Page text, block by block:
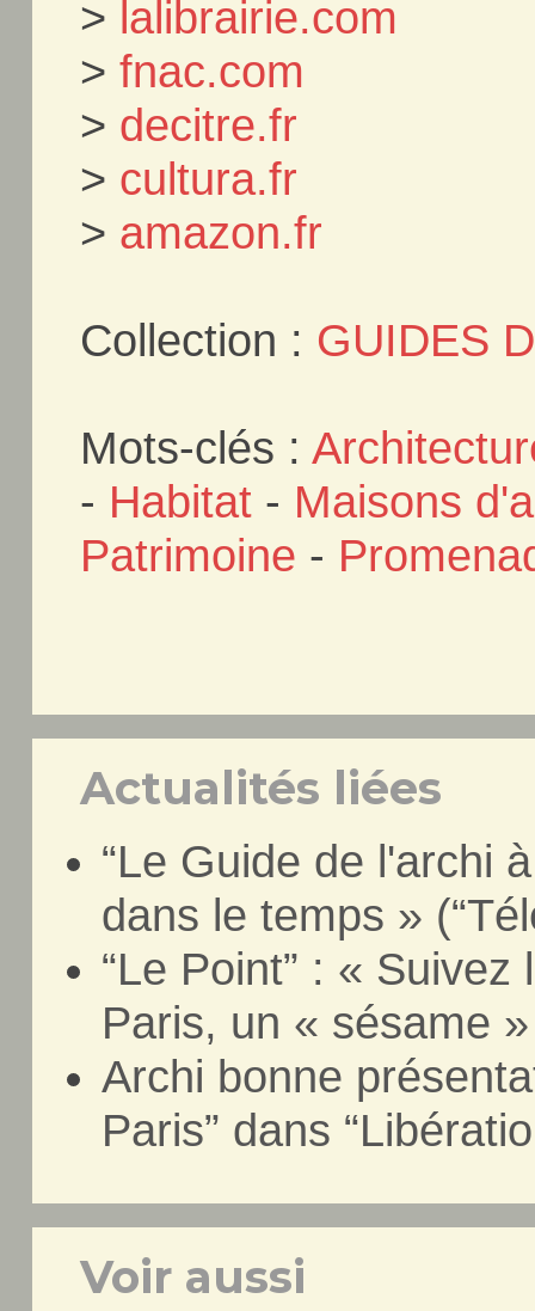
> lalibrairie.com
>fnac.com
> decitre.fr
> cultura.fr
> amazon.fr
Collection : GUIDES
Mots-clés :
- Habitat - Maisons
Patrimoine -
Actualités liées
“Le Guide de l'archi
dans le temps »
“Le Point” : «
Paris, un « sésame »
Archi bonne
Paris” dans
Voir aussi